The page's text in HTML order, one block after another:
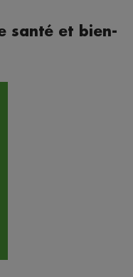
santé et bien-